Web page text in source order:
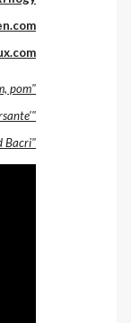
pom"
Bacri"